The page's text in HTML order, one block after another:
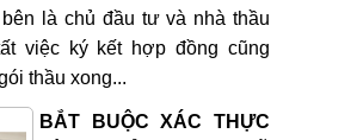
là chủ đầu tư và nhà thầu
việc ký kết hợp đồng cũng
thầu xong...
BẮT BUỘC XÁC THỰC